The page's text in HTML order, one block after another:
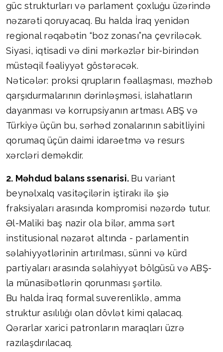
güc strukturları və parlament çoxluğu üzərində
nəzarəti qoruyacaq. Bu halda İraq yenidən
regional rəqabətin “boz zonası”na çevriləcək.
Siyasi, iqtisadi və dini mərkəzlər bir-birindən
müstəqil fəaliyyət göstərəcək.
Nəticələr: proksi qrupların fəallaşması, məzhəb
qarşıdurmalarının dərinləşməsi, islahatların
dayanması və korrupsiyanın artması. ABŞ və
Türkiyə üçün bu, sərhəd zonalarının sabitliyini
qorumaq üçün daimi idarəetmə və resurs
xərcləri deməkdir.
2. Məhdud balans ssenarisi. Bu variant
beynəlxalq vasitəçilərin iştirakı ilə şiə
fraksiyaları arasında kompromisi nəzərdə tutur.
Əl-Maliki baş nazir ola bilər, amma sərt
institusional nəzarət altında - parlamentin
səlahiyyətlərinin artırılması, sünni və kürd
partiyaları arasında səlahiyyət bölgüsü və ABŞ-
la münasibətlərin qorunması şərtilə.
Bu halda İraq formal suverenliklə, amma
struktur asılılığı olan dövlət kimi qalacaq.
Qərarlar xarici patronların maraqları üzrə
razılaşdırılacaq.